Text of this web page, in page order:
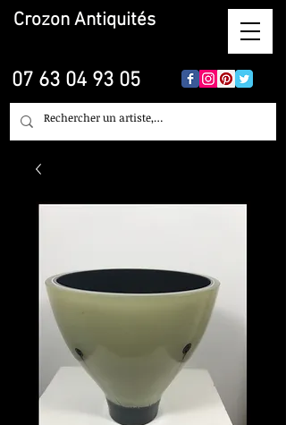
Crozon Antiquités
07 63 04 93 05